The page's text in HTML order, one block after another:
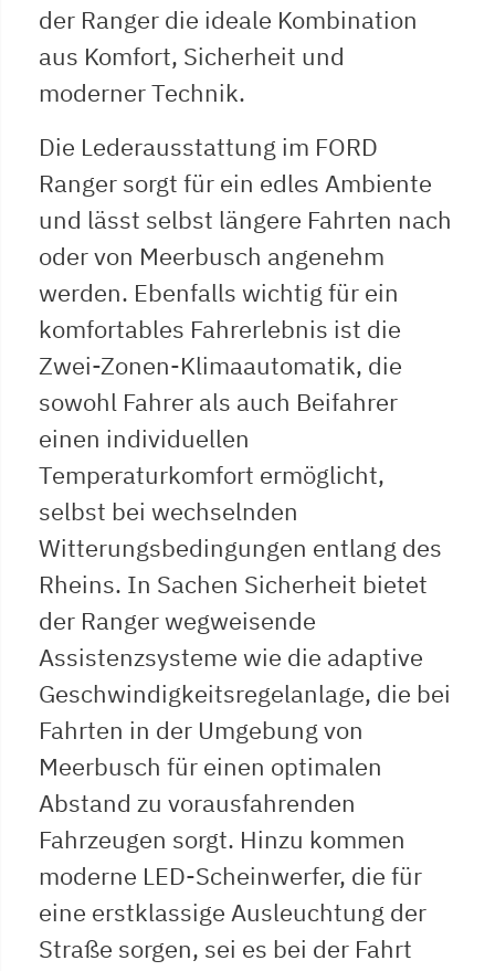
der Ranger die ideale Kombination
aus Komfort, Sicherheit und
moderner Technik.
Die Lederausstattung im FORD
Ranger sorgt für ein edles Ambiente
und lässt selbst längere Fahrten nach
oder von Meerbusch angenehm
werden. Ebenfalls wichtig für ein
komfortables Fahrerlebnis ist die
Zwei-Zonen-Klimaautomatik, die
sowohl Fahrer als auch Beifahrer
einen individuellen
Temperaturkomfort ermöglicht,
selbst bei wechselnden
Witterungsbedingungen entlang des
Rheins. In Sachen Sicherheit bietet
der Ranger wegweisende
Assistenzsysteme wie die adaptive
Geschwindigkeitsregelanlage, die bei
Fahrten in der Umgebung von
Meerbusch für einen optimalen
Abstand zu vorausfahrenden
Fahrzeugen sorgt. Hinzu kommen
moderne LED-Scheinwerfer, die für
eine erstklassige Ausleuchtung der
Straße sorgen, sei es bei der Fahrt